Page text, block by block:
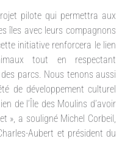
pilote qui permettra aux
îles avec leurs compagnons
initiative renforcera le lien
tout en respectant
parcs. Nous tenons aussi
de développement culturel
de l’Île des Moulins d’avoir
», a souligné Michel Corbeil,
Aubert et président du